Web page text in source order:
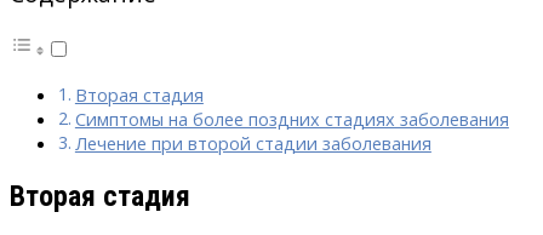
Вторая стадия
Симптомы на более поздних стадиях заболевания
Лечение при второй стадии заболевания
Вторая стадия